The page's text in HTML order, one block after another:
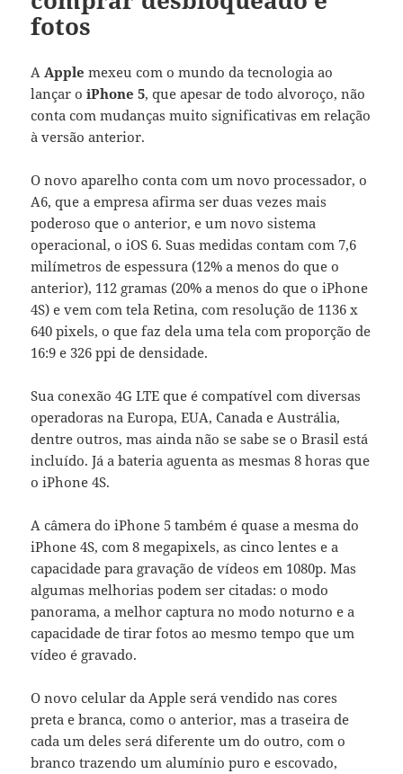
fotos
AApple mexeu com o mundo da tecnologia ao
lançar oiPhone 5, que apesar de todo alvoroço, não
conta com mudanças muito significativas em relação
à versão anterior.
O novo aparelho conta com um novo processador, o
A6, que a empresa afirma ser duas vezes mais
poderoso que o anterior, e um novo sistema
operacional, o iOS 6. Suas medidas contam com 7,6
milímetros de espessura (12% a menos do que o
anterior), 112 gramas (20% a menos do que o iPhone
4S) e vem com tela Retina, com resolução de 1136 x
640 pixels, o que faz dela uma tela com proporção de
16:9 e 326 ppi de densidade.
Sua conexão 4G LTE que é compatível com diversas
operadoras na Europa, EUA, Canada e Austrália,
dentre outros, mas ainda não se sabe se o Brasil está
incluído. Já a bateria aguenta as mesmas 8 horas que
o iPhone 4S.
A câmera do iPhone 5 também é quase a mesma do
iPhone 4S, com 8 megapixels, as cinco lentes e a
capacidade para gravação de vídeos em 1080p. Mas
algumas melhorias podem ser citadas: o modo
panorama, a melhor captura no modo noturno e a
capacidade de tirar fotos ao mesmo tempo que um
vídeo é gravado.
O novo celular da Apple será vendido nas cores
preta e branca, como o anterior, mas a traseira de
cada um deles será diferente um do outro, com o
branco trazendo um alumínio puro e escovado,